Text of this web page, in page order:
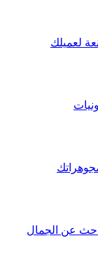
لعميلك
عن الجمال